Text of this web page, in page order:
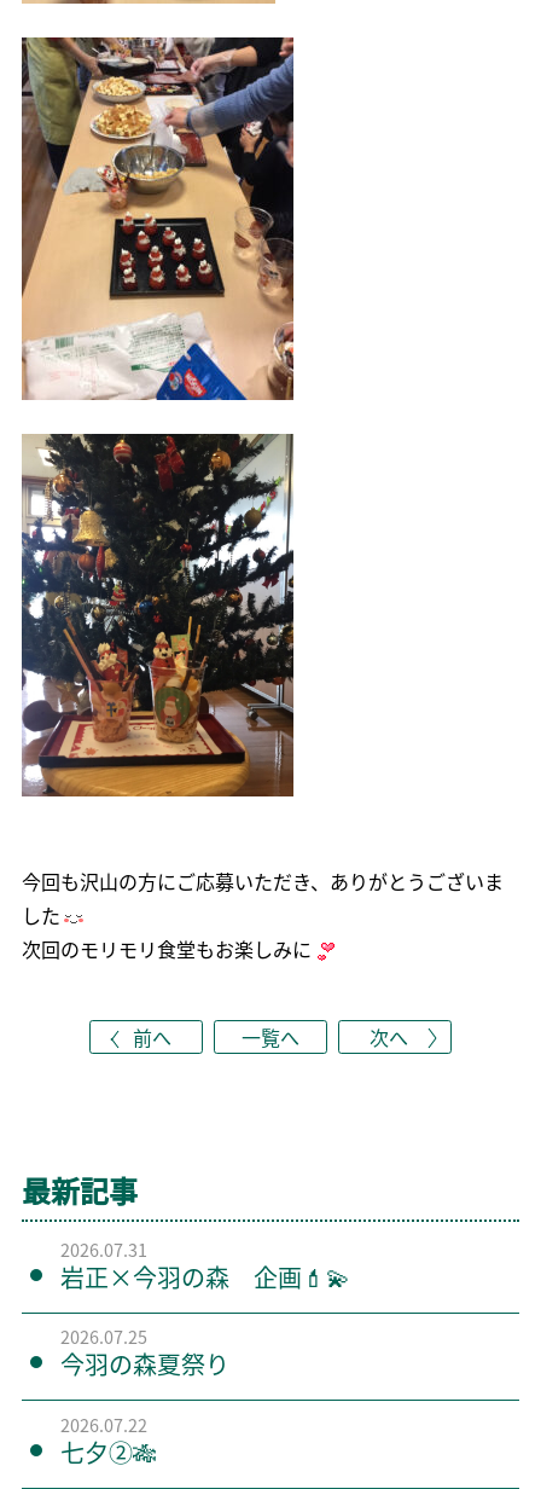
今回も沢山の方にご応募いただき、ありがとうございま
した
次回のモリモリ食堂もお楽しみに
前へ 一覧へ 次へ
最新記事
2026.07.31
岩正×今羽の森 企画💄💫
2026.07.25
今羽の森夏祭り
2026.07.22
七夕②🎋